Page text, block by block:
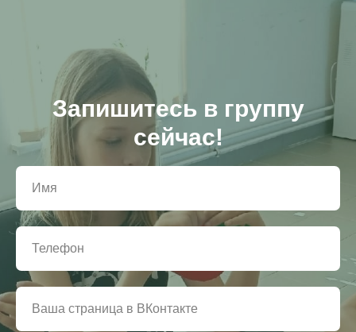
Запишитесь в группу
сейчас!